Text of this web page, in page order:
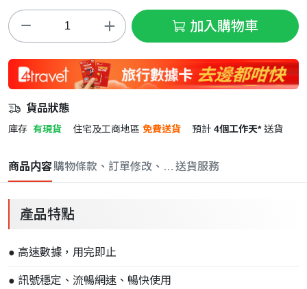
加入購物車
貨品狀態
庫存 有現貨 住宅及工商地區 免費送貨 預計 4個工作天* 送貨
商品内容購物條款、訂單修改、取消與退款政策
送貨服務
產品特點
● 高速數據，用完即止
● 訊號穩定、流暢網速、暢快使用